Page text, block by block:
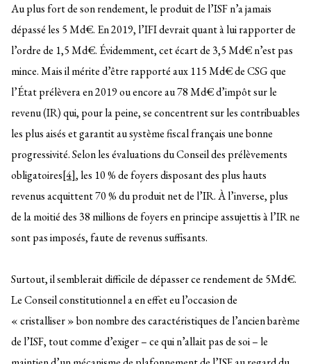
Au plus fort de son rendement, le produit de l’ISF n’a jamais
dépassé les 5 Md€. En 2019, l’IFI devrait quant à lui rapporter de
l’ordre de 1,5 Md€. Évidemment, cet écart de 3,5 Md€ n’est pas
mince. Mais il mérite d’être rapporté aux 115 Md€ de CSG que
l’État prélèvera en 2019 ou encore au 78 Md€ d’impôt sur le
revenu (IR) qui, pour la peine, se concentrent sur les contribuables
les plus aisés et garantit au système fiscal français une bonne
progressivité. Selon les évaluations du Conseil des prélèvements
obligatoires[4], les 10 % de foyers disposant des plus hauts
revenus acquittent 70 % du produit net de l’IR. À l’inverse, plus
de la moitié des 38 millions de foyers en principe assujettis à l’IR ne
sont pas imposés, faute de revenus suffisants.
Surtout, il semblerait difficile de dépasser ce rendement de 5Md€.
Le Conseil constitutionnel a en effet eu l’occasion de
« cristalliser » bon nombre des caractéristiques de l’ancien barème
de l’ISF, tout comme d’exiger – ce qui n’allait pas de soi – le